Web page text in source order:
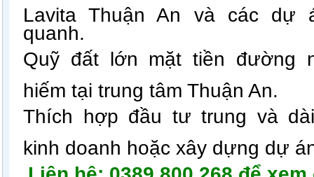
Lavita Thuận An và các dự
quanh.
Quỹ đất lớn mặt tiền đường
hiếm tại trung tâm Thuận An.
Thích hợp đầu tư trung và
kinh doanh hoặc xây dựng dự